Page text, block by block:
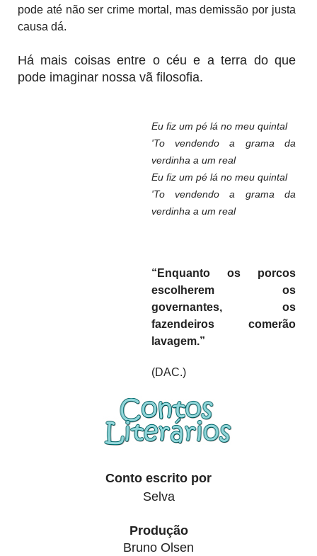
pode até não ser crime mortal, mas demissão por justa
causa dá.
Há mais coisas entre o céu e a terra do que
pode imaginar nossa vã filosofia.
Eu fiz um pé lá no meu quintal
'To vendendo a grama da
verdinha a um real
Eu fiz um pé lá no meu quintal
'To vendendo a grama da
verdinha a um real
“Enquanto os porcos
escolherem os
governantes, os
fazendeiros comerão
lavagem.”
(DAC.)
Conto escrito por
Selva
Produção
Bruno Olsen